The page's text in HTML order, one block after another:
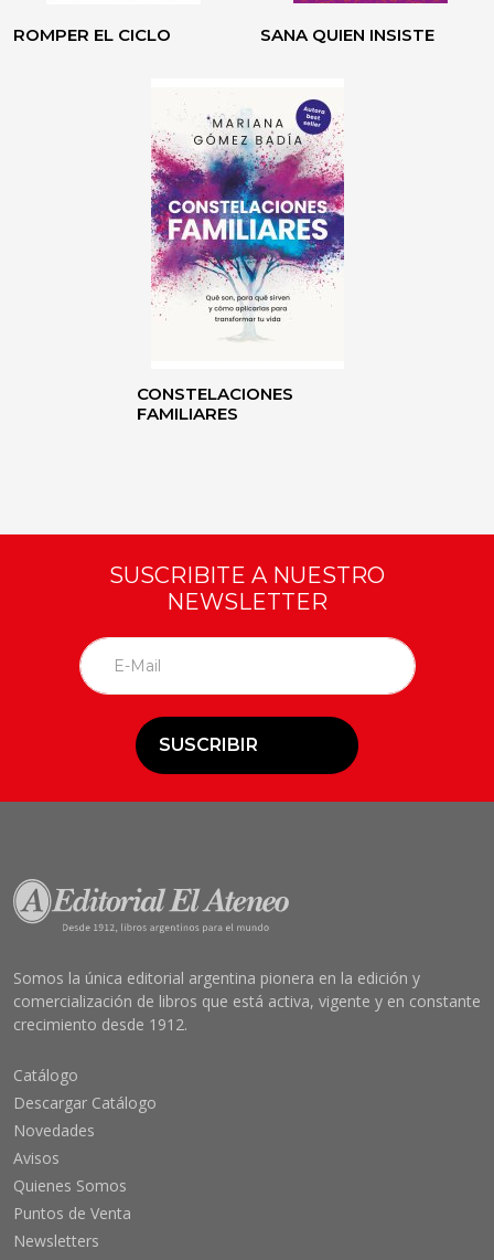
ROMPER EL CICLO SANA QUIEN INSISTE
CONSTELACIONES
FAMILIARES
SUSCRIBITE A NUESTRO
NEWSLETTER
SUSCRIBIR
Somos la única editorial argentina pionera en la edición y
comercialización de libros que está activa, vigente y en constante
crecimiento desde 1912.
Catálogo
Descargar Catálogo
Novedades
Avisos
Quienes Somos
Puntos de Venta
Newsletters